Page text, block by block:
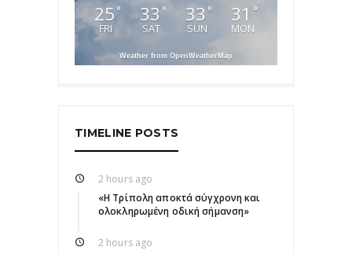
25 °
FRI
33 °
SAT
33 °
SUN
31 °
MON
Weather from OpenWeatherMap
TIMELINE POSTS
2 hours ago
«Η Τρίπολη αποκτά σύγχρονη και
ολοκληρωμένη οδική σήμανση»
2 hours ago